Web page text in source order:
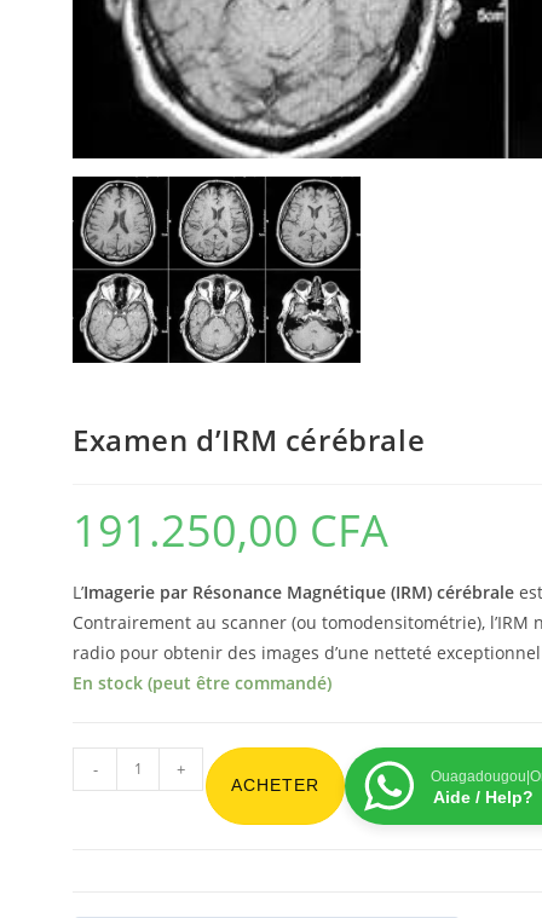
Examen d’IRM cérébrale
191.250,00 CFA
L’Imagerie par Résonance Magnétique (IRM) cérébrale
Contrairement au scanner (ou tomodensitométrie),
radio pour obtenir des images d’une netteté
En stock (peut être commandé)
- +
ACHETER
Aide / Help?